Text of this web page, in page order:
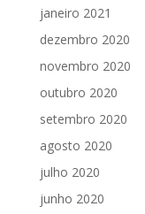
janeiro 2021
dezembro 2020
novembro 2020
outubro 2020
setembro 2020
agosto 2020
julho 2020
junho 2020